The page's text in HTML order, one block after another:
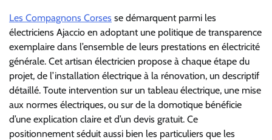
Les Compagnons Corses se démarquent parmi les
électriciens Ajaccio en adoptant une politique de transparence
exemplaire dans l’ensemble de leurs prestations en électricité
générale. Cet artisan électricien propose à chaque étape du
projet, de l’installation électrique à la rénovation, un descriptif
détaillé. Toute intervention sur un tableau électrique, une mise
aux normes électriques, ou sur de la domotique bénéficie
d’une explication claire et d’un devis gratuit. Ce
positionnement séduit aussi bien les particuliers que les